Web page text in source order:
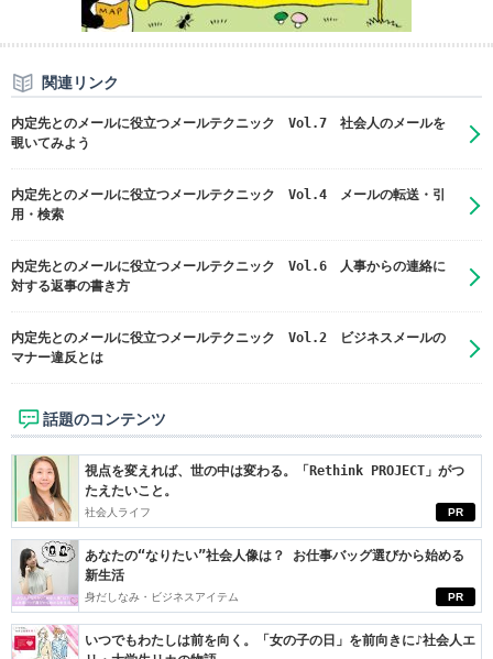
関連リンク
内定先とのメールに役立つメールテクニック Vol.7 社会人のメールを
覗いてみよう
内定先とのメールに役立つメールテクニック Vol.4 メールの転送・引
用・検索
内定先とのメールに役立つメールテクニック Vol.6 人事からの連絡に
対する返事の書き方
内定先とのメールに役立つメールテクニック Vol.2 ビジネスメールの
マナー違反とは
話題のコンテンツ
PR
視点を変えれば、世の中は変わる。「Rethink PROJECT」がつ
たえたいこと。
社会人ライフ
PR
あなたの“なりたい”社会人像は？ お仕事バッグ選びから始める
新生活
身だしなみ・ビジネスアイテム
いつでもわたしは前を向く。「女の子の日」を前向きに♪社会人エ